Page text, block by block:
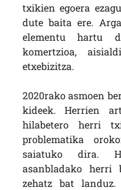
txikien egoera
dute baita ere.
elementu hartu
komertzioa,
etxebizitza.
2020rako asmoen
kideek. Herrien
hilabetero herri
problematika
saiatuko dira.
asanbladako herri
zehatz bat landuz.